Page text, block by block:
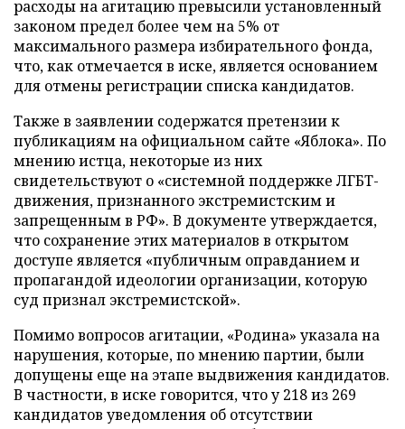
расходы на агитацию превысили установленный
законом предел более чем на 5% от
максимального размера избирательного фонда,
что, как отмечается в иске, является основанием
для отмены регистрации списка кандидатов.
Также в заявлении содержатся претензии к
публикациям на официальном сайте «Яблока». По
мнению истца, некоторые из них
свидетельствуют о «системной поддержке ЛГБТ-
движения, признанного экстремистским и
запрещенным в РФ». В документе утверждается,
что сохранение этих материалов в открытом
доступе является «публичным оправданием и
пропагандой идеологии организации, которую
суд признал экстремистской».
Помимо вопросов агитации, «Родина» указала на
нарушения, которые, по мнению партии, были
допущены еще на этапе выдвижения кандидатов.
В частности, в иске говорится, что у 218 из 269
кандидатов уведомления об отсутствии